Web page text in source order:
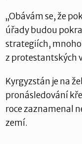
„Obávám se, že
úřady budou
strategiích,
z protestantských
Kyrgyzstán je na
pronásledování
roce zaznamenal
zemí.